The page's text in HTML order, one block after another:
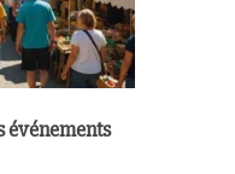
événements